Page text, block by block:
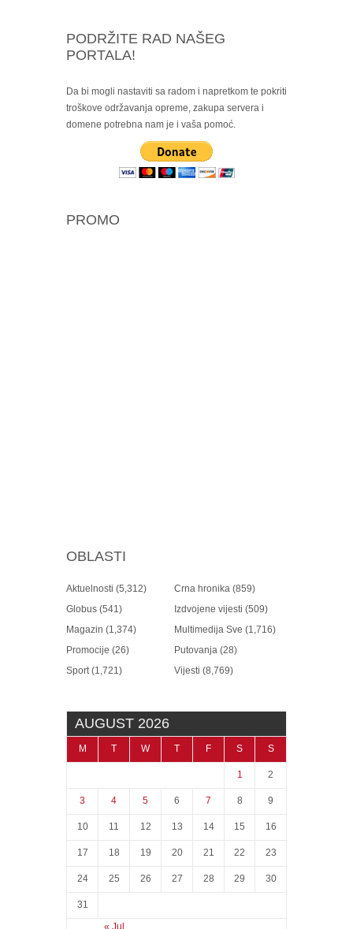
PODRŽITE RAD NAŠEG
PORTALA!
Da bi mogli nastaviti sa radom i napretkom te pokriti
troškove održavanja opreme, zakupa servera i
domene potrebna nam je i vaša pomoć.
PROMO
OBLASTI
Aktuelnosti (5,312) Crna hronika (859)
Globus (541) Izdvojene vijesti (509)
Magazin (1,374) Multimedija Sve (1,716)
Promocije (26) Putovanja (28)
Sport(1,721) Vijesti (8,769)
AUGUST 2026
M T W T F S S
1 2
3 4 5 6 7 8 9
10 11 12 13 14 15 16
17 18 19 20 21 22 23
24 25 26 27 28 29 30
31